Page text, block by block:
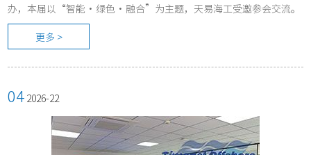
办，本届以“智能・绿色・融合”为主题，天易海工受邀参会交流。
更多 >
04 2026-22